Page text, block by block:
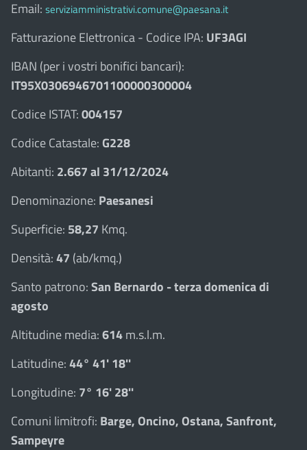
Email: serviziamministrativi.comune@paesana.it
Fatturazione Elettronica - Codice IPA: UF3AGI
IBAN (per i vostri bonifici bancari):
IT95X0306946701100000300004
Codice ISTAT:004157
Codice Catastale:G228
Abitanti: 2.667 al 31/12/2024
Denominazione: Paesanesi
Superficie: 58,27 Kmq.
Densità:47 (ab/kmq.)
Santo patrono:San Bernardo - terza domenica di
agosto
Altitudine media:614m.s.l.m.
Latitudine:44° 41' 18''
Longitudine: 7° 16' 28''
Comuni limitrofi: Barge, Oncino, Ostana, Sanfront,
Sampeyre